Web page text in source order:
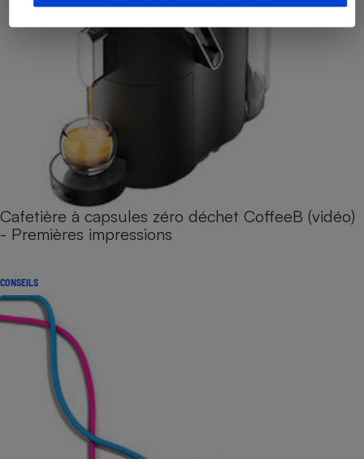
Cafetière à capsules zéro déchet CoffeeB (vidéo)
- Premières impressions
CONSEILS